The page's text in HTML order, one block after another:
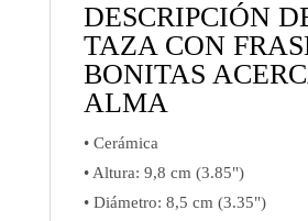
DESCRIPCIÓN
TAZA CON
BONITAS
ALMA
• Cerámica
• Altura: 9,8 cm (3.85")
• Diámetro: 8,5 cm (3.35")